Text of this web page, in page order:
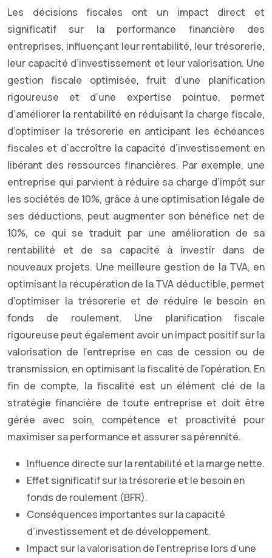
Les décisions fiscales ont un impact direct et
significatif sur la performance financière des
entreprises, influençant leur rentabilité, leur trésorerie,
leur capacité d’investissement et leur valorisation. Une
gestion fiscale optimisée, fruit d’une planification
rigoureuse et d’une expertise pointue, permet
d’améliorer la rentabilité en réduisant la charge fiscale,
d’optimiser la trésorerie en anticipant les échéances
fiscales et d’accroître la capacité d’investissement en
libérant des ressources financières. Par exemple, une
entreprise qui parvient à réduire sa charge d’impôt sur
les sociétés de 10%, grâce à une optimisation légale de
ses déductions, peut augmenter son bénéfice net de
10%, ce qui se traduit par une amélioration de sa
rentabilité et de sa capacité à investir dans de
nouveaux projets. Une meilleure gestion de la TVA, en
optimisant la récupération de la TVA déductible, permet
d’optimiser la trésorerie et de réduire le besoin en
fonds de roulement. Une planification fiscale
rigoureuse peut également avoir un impact positif sur la
valorisation de l’entreprise en cas de cession ou de
transmission, en optimisant la fiscalité de l’opération. En
fin de compte, la fiscalité est un élément clé de la
stratégie financière de toute entreprise et doit être
gérée avec soin, compétence et proactivité pour
maximiser sa performance et assurer sa pérennité.
Influence directe sur la rentabilité et la marge nette.
Effet significatif sur la trésorerie et le besoin en
fonds de roulement (BFR).
Conséquences importantes sur la capacité
d’investissement et de développement.
Impact sur la valorisation de l’entreprise lors d’une